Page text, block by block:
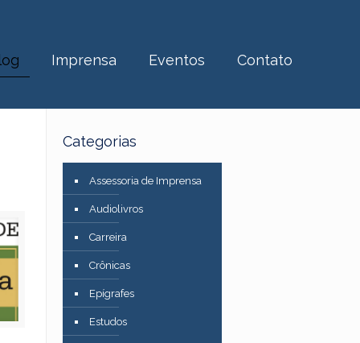
Imprensa Eventos Contato
Categorias
Assessoria de Imprensa
Audiolivros
Carreira
Crônicas
Epígrafes
Estudos